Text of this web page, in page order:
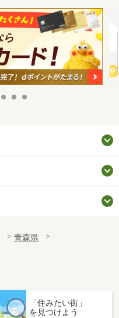
青森県
「住みたい街」
を見つけよう